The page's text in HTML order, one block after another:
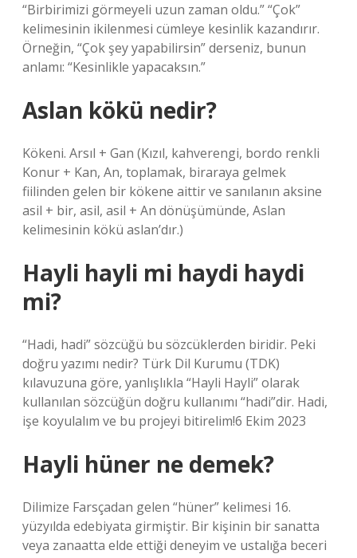
“Birbirimizi görmeyeli uzun zaman oldu.” “Çok”
kelimesinin ikilenmesi cümleye kesinlik kazandırır.
Örneğin, “Çok şey yapabilirsin” derseniz, bunun
anlamı: “Kesinlikle yapacaksın.”
Aslan kökü nedir?
Kökeni. Arsıl + Gan (Kızıl, kahverengi, bordo renkli
Konur + Kan, An, toplamak, biraraya gelmek
fiilinden gelen bir kökene aittir ve sanılanın aksine
asil + bir, asil, asil + An dönüşümünde, Aslan
kelimesinin kökü aslan’dır.)
Hayli hayli mi haydi haydi
mi?
“Hadi, hadi” sözcüğü bu sözcüklerden biridir. Peki
doğru yazımı nedir? Türk Dil Kurumu (TDK)
kılavuzuna göre, yanlışlıkla “Hayli Hayli” olarak
kullanılan sözcüğün doğru kullanımı “hadi”dir. Hadi,
işe koyulalım ve bu projeyi bitirelim!6 Ekim 2023
Hayli hüner ne demek?
Dilimize Farsçadan gelen “hüner” kelimesi 16.
yüzyılda edebiyata girmiştir. Bir kişinin bir sanatta
veya zanaatta elde ettiği deneyim ve ustalığa beceri